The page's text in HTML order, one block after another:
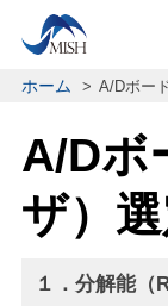
ホーム A/Dボー
A/Dボ
ザ）
１．分解能（